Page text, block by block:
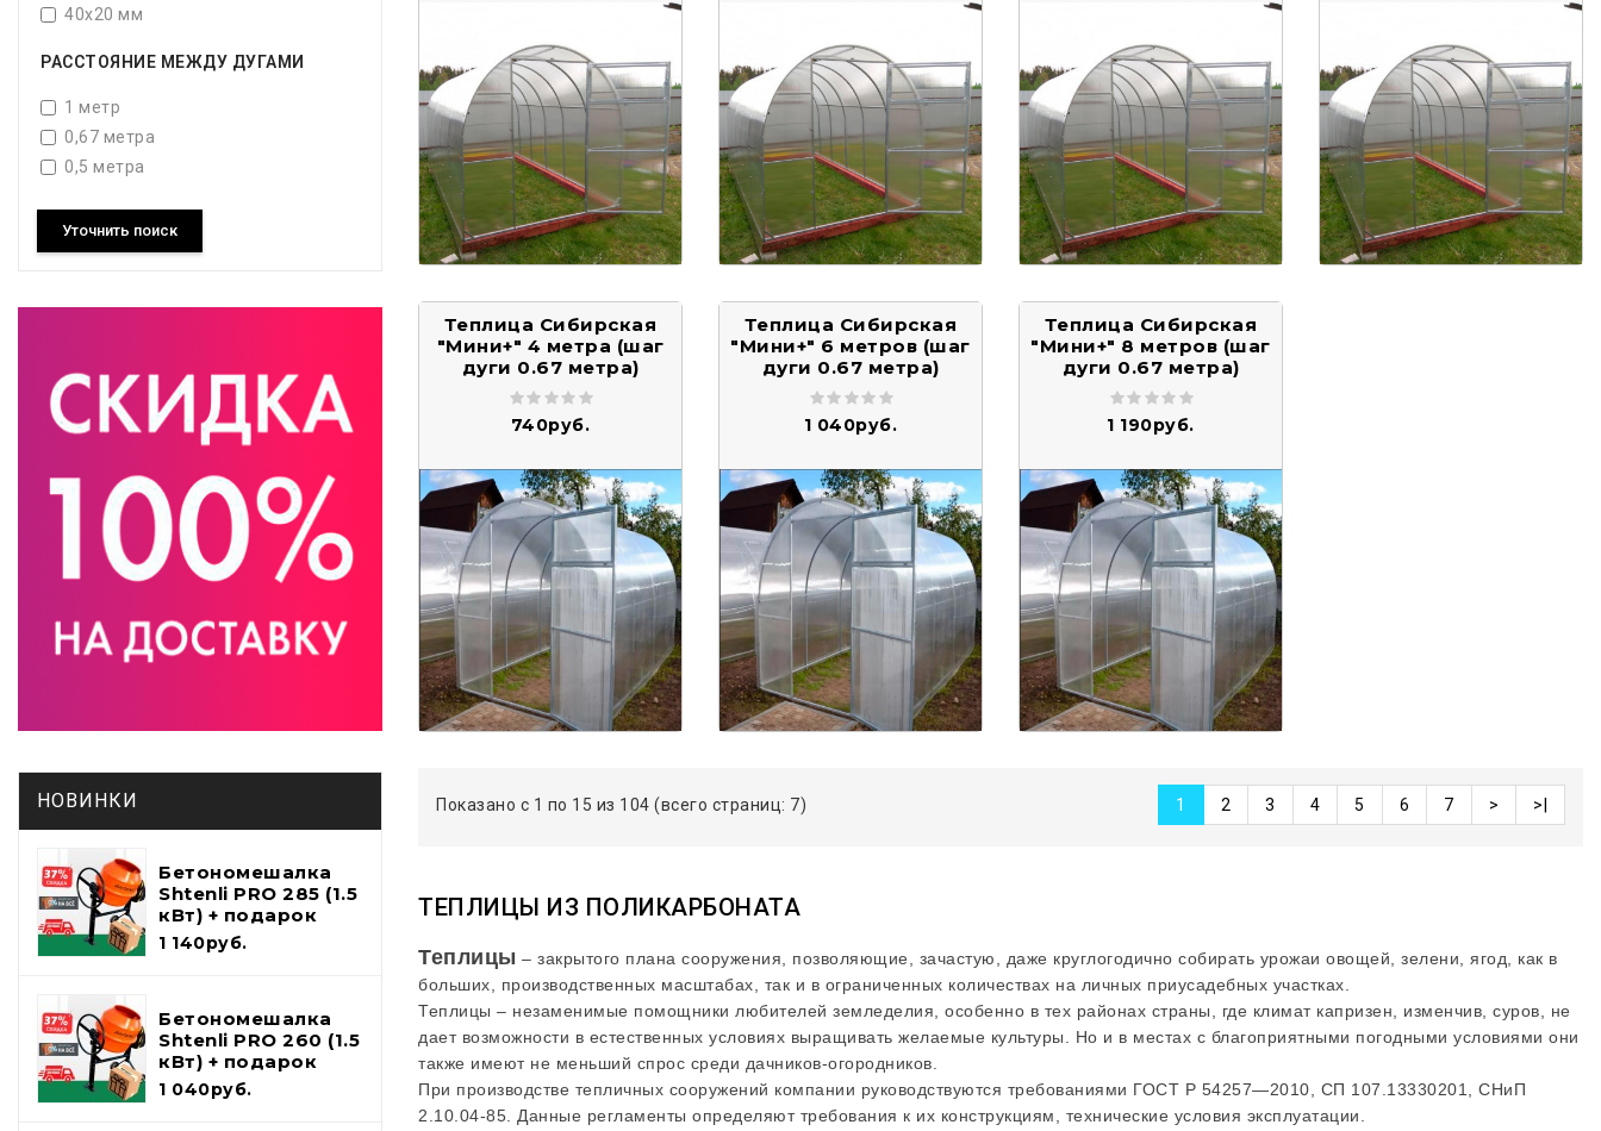
40х20 мм
РАССТОЯНИЕ МЕЖДУ ДУГАМИ
1 метр
0,67 метра
0,5 метра
Уточнить поиск
НОВИНКИ
Бетономешалка
Shtenli PRO 285 (1.5
кВт) + подарок
набор
инструментов и
1 140руб.
Бетономешалка
Shtenli PRO 260 (1.5
кВт) + подарок
набор
инструментов и
1 040руб.
Теплица Сибирская
"Мини+" 4 метра (шаг
дуги 0.67 метра)
740руб.
Теплица Сибирская
"Мини+" 6 метров (шаг
дуги 0.67 метра)
1 040руб.
Теплица Сибирская
"Мини+" 8 метров (шаг
дуги 0.67 метра)
1 190руб.
Показано с 1 по 15 из 104 (всего страниц: 7) 1 2 3 4 5 6 7 > >|
ТЕПЛИЦЫ ИЗ ПОЛИКАРБОНАТА
Теплицы – закрытого плана сооружения, позволяющие, зачастую, даже круглогодично собирать урожаи овощей, зелени, ягод, как в
больших, производственных масштабах, так и в ограниченных количествах на личных приусадебных участках.
Теплицы – незаменимые помощники любителей земледелия, особенно в тех районах страны, где климат капризен, изменчив, суров, не
дает возможности в естественных условиях выращивать желаемые культуры. Но и в местах с благоприятными погодными условиями они
также имеют не меньший спрос среди дачников-огородников.
При производстве тепличных сооружений компании руководствуются требованиями ГОСТ Р 54257—2010, СП 107.13330201, СНиП
2.10.04-85. Данные регламенты определяют требования к их конструкциям, технические условия эксплуатации.